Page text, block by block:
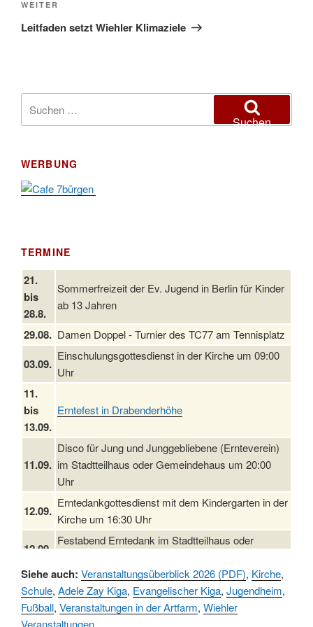
Nächster
Beitrag
WEITER
Leitfaden setzt Wiehler Klimaziele
nach:
Suchen
WERBUNG
TERMINE
21.
bis
28.8.
Sommerfreizeit der Ev. Jugend in Berlin für Kinder
ab 13 Jahren
29.08. Damen Doppel - Turnier des TC77 am Tennisplatz
03.09.
Einschulungsgottesdienst in der Kirche um 09:00
Uhr
11.
bis
13.09.
Erntefest in Drabenderhöhe
11.09.
Disco für Jung und Junggebliebene (Ernteverein)
im Stadtteilhaus oder Gemeindehaus um 20:00
Uhr
12.09.
Erntedankgottesdienst mit dem Kindergarten in der
Kirche um 16:30 Uhr
12.09.
Festabend Erntedank im Stadtteilhaus oder
13.09.
Umzug und Feier zum Erntedankfest am
Stadtteilhaus um 14:00 Uhr
19.09. Schlagerabend im Stadtteilhaus Drabenderhöhe
Siehe auch: Veranstaltungsüberblick 2026 (PDF), Kirche,
Schule, Adele Zay Kiga, Evangelischer Kiga, Jugendheim,
Fußball, Veranstaltungen in der Artfarm, Wiehler